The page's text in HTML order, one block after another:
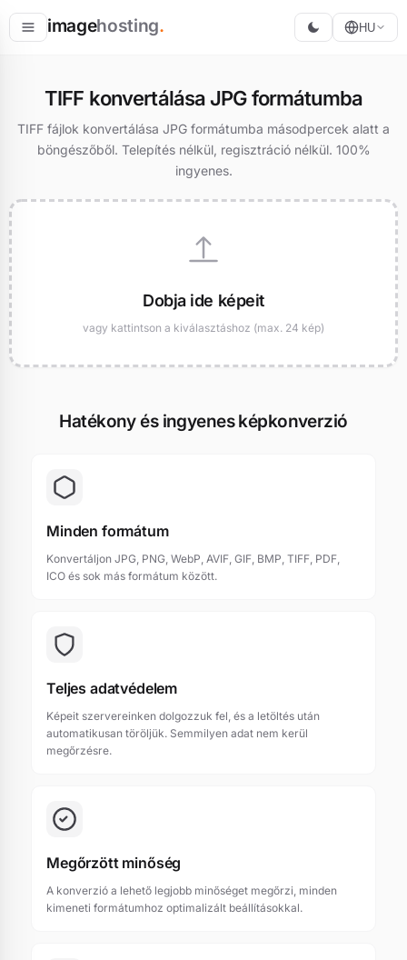
imagehosting.
Átméretezés
HU
TIFF konvertálása JPG formátumba
TIFF fájlok konvertálása JPG formátumba másodpercek alatt a
böngészőből. Telepítés nélkül, regisztráció nélkül. 100%
ingyenes.
Dobja ide képeit
vagy kattintson a kiválasztáshoz (max. 24 kép)
Hatékony és ingyenes képkonverzió
Minden formátum
Konvertáljon JPG, PNG, WebP, AVIF, GIF, BMP, TIFF, PDF,
ICO és sok más formátum között.
Teljes adatvédelem
Képeit szervereinken dolgozzuk fel, és a letöltés után
automatikusan töröljük. Semmilyen adat nem kerül
megőrzésre.
Megőrzött minőség
A konverzió a lehető legjobb minőséget megőrzi, minden
kimeneti formátumhoz optimalizált beállításokkal.